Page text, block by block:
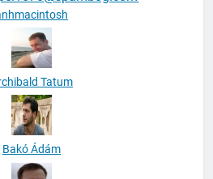
Tatum
Bakó Ádám